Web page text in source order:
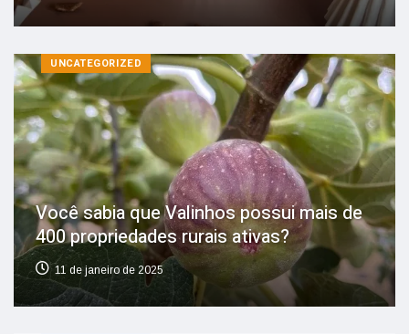
UNCATEGORIZED
Você sabia que Valinhos possui mais de
400 propriedades rurais ativas?
11 de janeiro de 2025